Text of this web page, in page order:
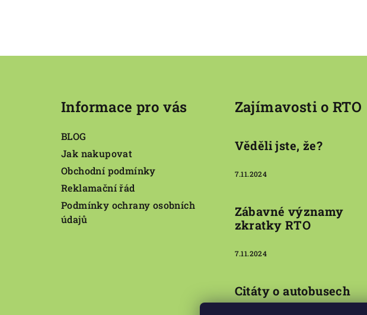
Informace pro vás
BLOG
Jak nakupovat
Obchodní podmínky
Reklamační řád
Podmínky ochrany osobních
údajů
Zajímavosti o RTO
Věděli jste, že?
7.11.2024
Zábavné významy
zkratky RTO
7.11.2024
Citáty o autobusech